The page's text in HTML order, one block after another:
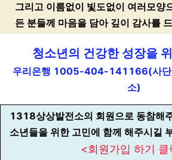
그리고 이름없이 빛도없이 여러모양
든 분들께 마음을 담아 깊이 감사를
청소년의 건강한 성장을
우리은행 1005-404-141166(사단
소)
1318상상발전소의 회원으로 동참해
소년들을 위한 고민에 함께 해주시길
<회원가입 하기 클